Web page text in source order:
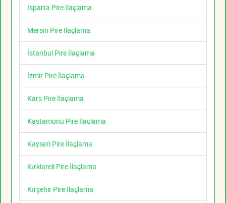
Isparta Pire İlaçlama
Mersin Pire İlaçlama
İstanbul Pire İlaçlama
İzmir Pire İlaçlama
Kars Pire İlaçlama
Kastamonu Pire İlaçlama
Kayseri Pire İlaçlama
Kırklareli Pire İlaçlama
Kırşehir Pire İlaçlama